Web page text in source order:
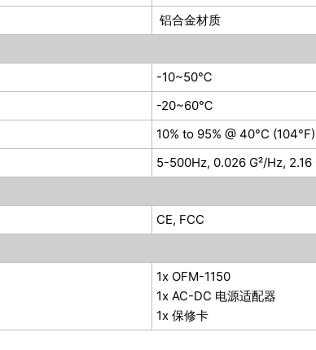
铝合金材质
-10~50℃
-20~60℃
10% to 95% @ 40°C
5-500Hz, 0.026 G²/Hz,
CE, FCC
1x OFM-1150
1x AC-DC 电源适配器
1x 保修卡